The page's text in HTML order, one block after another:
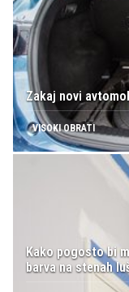
Zakaj novi
VISOKI OBRATI
Kako pogosto bi
barva na stenah